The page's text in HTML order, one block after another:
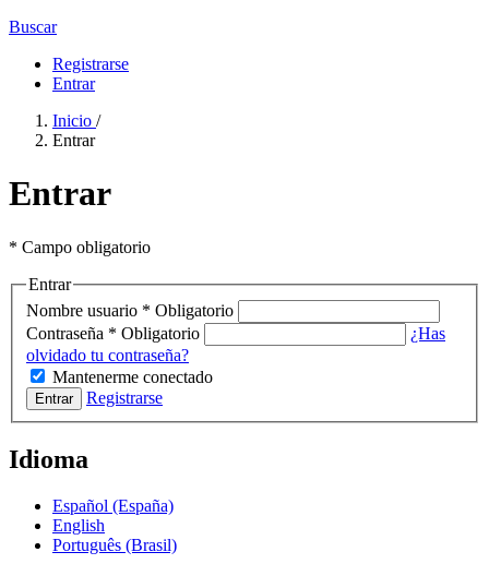
Buscar
Registrarse
Entrar
Inicio /
Entrar
Entrar
* Campo obligatorio
Entrar
Nombre usuario * Obligatorio
Contraseña * Obligatorio
¿Has
olvidado tu contraseña?
Mantenerme conectado
Entrar Registrarse
Idioma
Español (España)
English
Português (Brasil)